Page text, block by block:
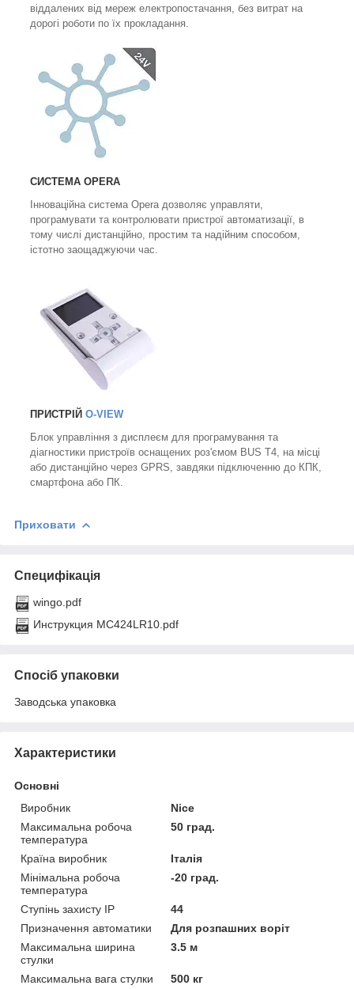
віддалених від мереж електропостачання, без витрат на
дорогі роботи по їх прокладання.
СИСТЕМА OPERA
Інноваційна система Opera дозволяє управляти,
програмувати та контролювати пристрої автоматизації, в
тому числі дистанційно, простим та надійним способом,
істотно заощаджуючи час.
ПРИСТРІЙ O-VIEW
Блок управління з дисплеєм для програмування та
діагностики пристроїв оснащених роз'ємом BUS T4, на місці
або дистанційно через GPRS, завдяки підключенню до КПК,
смартфона або ПК.
Приховати
Специфікація
wingo.pdf
Инструкция MC424LR10.pdf
Спосіб упаковки
Заводська упаковка
Характеристики
Основні
Виробник
Nice
Максимальна робоча
температура
50 град.
Країна виробник
Італія
Мінімальна робоча
температура
-20 град.
Ступінь захисту IP
44
Призначення автоматики
Для розпашних воріт
Максимальна ширина
стулки
3.5 м
Максимальна вага стулки 500 кг